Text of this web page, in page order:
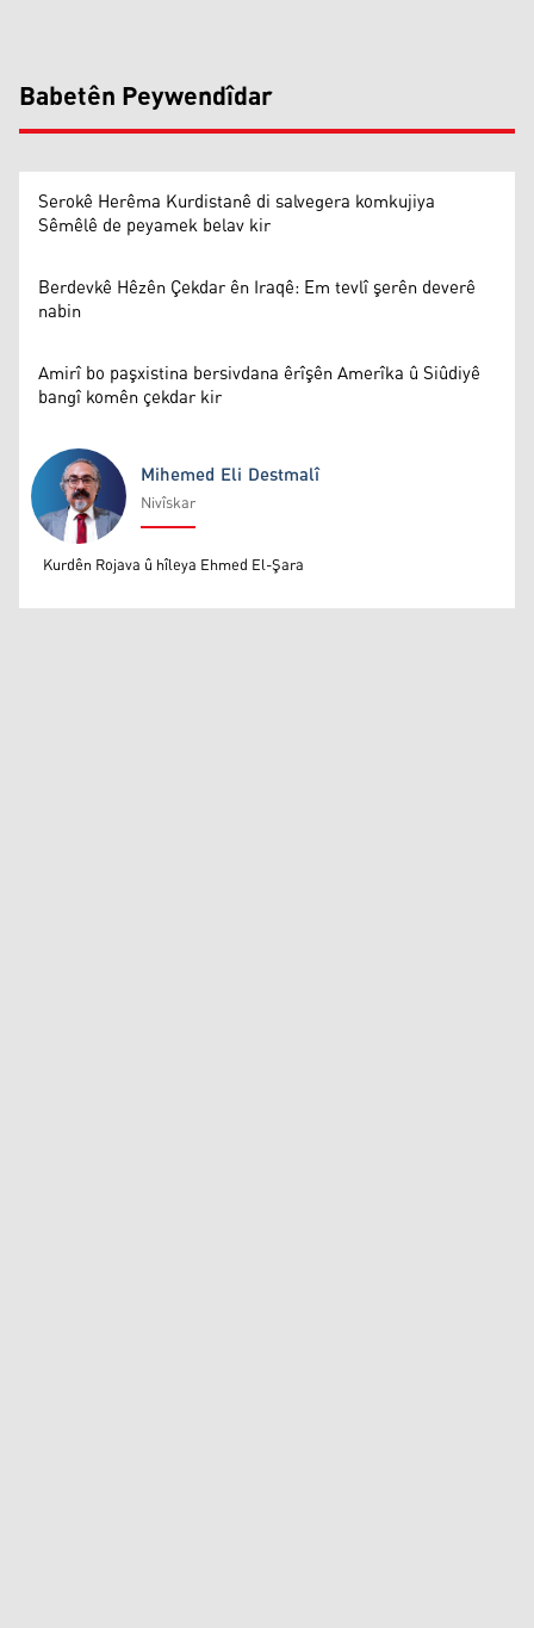
Babetên Peywendîdar
Serokê Herêma Kurdistanê di salvegera komkujiya
Sêmêlê de peyamek belav kir
Berdevkê Hêzên Çekdar ên Iraqê: Em tevlî şerên deverê
nabin
Amirî bo paşxistina bersivdana êrîşên Amerîka û Siûdiyê
bangî komên çekdar kir
Mihemed Eli Destmalî
Mihemed Eli Destmalî
Nivîskar
Kurdên Rojava û hîleya Ehmed El-Şara